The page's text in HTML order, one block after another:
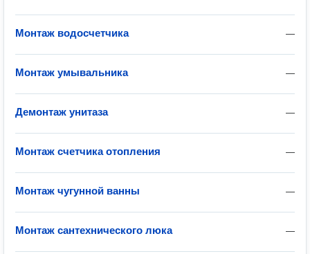
—
Монтаж водосчетчика
—
Монтаж умывальника
—
Демонтаж унитаза
—
Монтаж счетчика отопления
—
Монтаж чугунной ванны
—
Монтаж сантехнического люка